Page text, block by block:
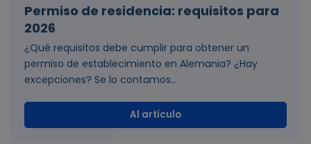
Permiso de residencia: requisitos para
2026
¿Qué requisitos debe cumplir para obtener un
permiso de establecimiento en Alemania? ¿Hay
excepciones? Se lo contamos...
Al artículo